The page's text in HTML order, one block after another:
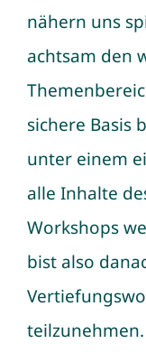
nähern uns
achtsam den
sichere Basis
unter einem
alle Inhalte
Workshops
bist also
teilzunehmen.